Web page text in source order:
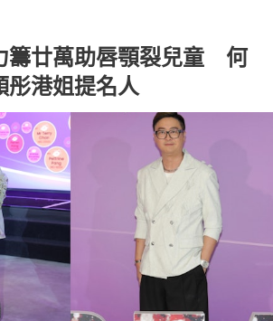
籌廿萬助唇顎裂兒童 何
彤港姐提名人